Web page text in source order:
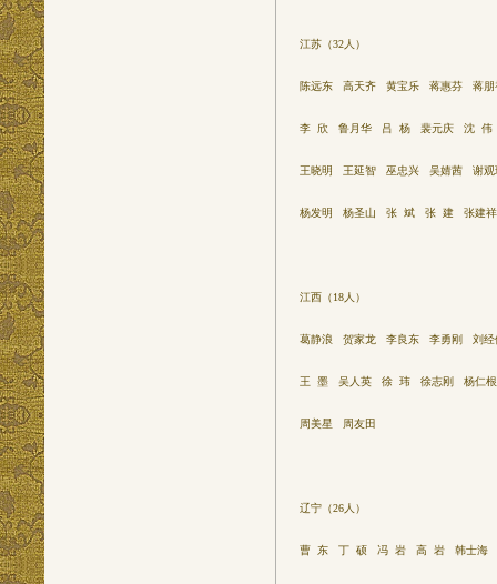
江苏（32人）
陈远东 高天齐 黄宝乐 蒋惠芬 蒋
李 欣 鲁月华 吕 杨 裴元庆 沈 伟
王晓明 王延智 巫忠兴 吴婧茜 谢
杨发明 杨圣山 张 斌 张 建 张建
江西（18人）
葛静浪 贺家龙 李良东 李勇刚 刘
王 墨 吴人英 徐 玮 徐志刚 杨仁
周美星 周友田
辽宁（26人）
曹 东 丁 硕 冯 岩 高 岩 韩士海